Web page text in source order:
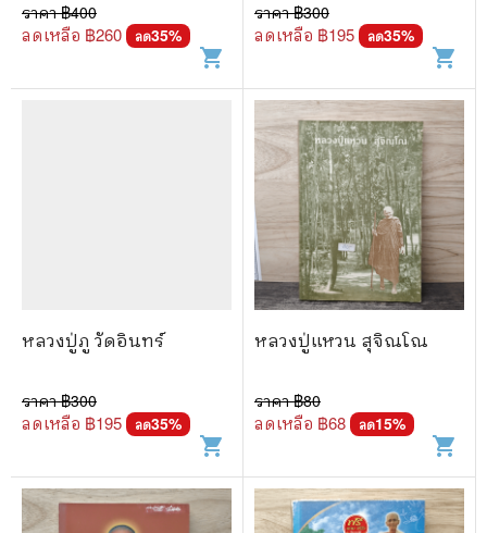
ราคา ฿400
ลดเหลือ ฿260 ลด35%
shopping_cart
ราคา ฿300
ลดเหลือ ฿195 ลด35%
shopping_cart
หลวงปู่ภู วัดอินทร์
ราคา ฿300
ลดเหลือ ฿195 ลด35%
shopping_cart
หลวงปู่แหวน สุจิณโณ
ราคา ฿80
ลดเหลือ ฿68 ลด15%
shopping_cart